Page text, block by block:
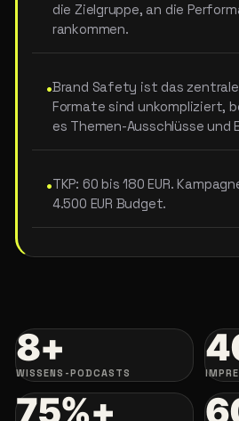
die Zielgruppe, an die
rankommen.
•Brand Safety ist das
Formate sind unkompliziert,
es Themen-Ausschlüsse und
•TKP: 60 bis 180 EUR.
4.500 EUR Budget.
8+
WISSENS-PODCASTS
75%+